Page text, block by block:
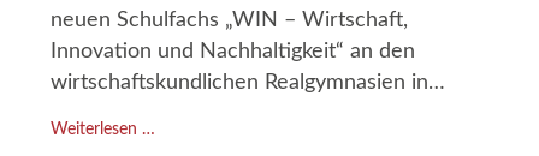
neuen Schulfachs „WIN – Wirtschaft,
Innovation und Nachhaltigkeit“ an den
wirtschaftskundlichen Realgymnasien in
Weiterlesen …